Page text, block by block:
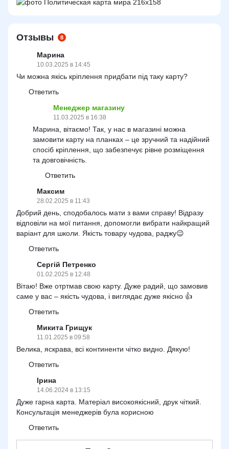
Отзывы 8
Марина
10.03.2025 в 14:45
Чи можна якісь кріплення придбати під таку карту?
Ответить
Менеджер магазину
11.03.2025 в 16:38
Марина, вітаємо! Так, у нас в магазині можна
замовити карту на планках – це зручний та надійний
спосіб кріплення, що забезпечує рівне розміщення
та довговічність.
Ответить
Максим
28.02.2025 в 11:43
Добрий день, сподобалось мати з вами справу! Відразу
відповіли на мої питання, допомогли вибрати найкращий
варіант для школи. Якість товару чудова, раджу😉
Ответить
Сергій Петренко
01.02.2025 в 12:48
Вітаю! Вже отртмав свою карту. Дуже радий, що замовив
саме у вас – якість чудова, і виглядає дуже якісно 👍
Ответить
Микита Грищук
11.01.2025 в 09:58
Велика, яскрава, всі континенти чітко видно. Дякую!
Ответить
Ірина
14.06.2024 в 13:15
Дуже гарна карта. Матеріал високоякісний, друк чіткий.
Консультація менеджерів була корисною
Ответить